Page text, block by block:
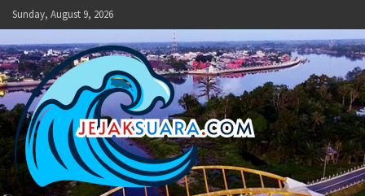
Skip
to
content
Sunday, August 9, 2026